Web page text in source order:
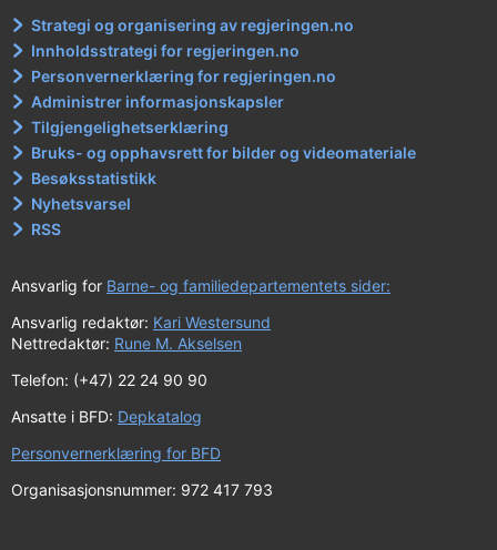
Strategi og organisering av regjeringen.no
Innholdsstrategi for regjeringen.no
Personvernerklæring for regjeringen.no
Administrer informasjonskapsler
Tilgjengelighetserklæring
Bruks- og opphavsrett for bilder og videomateriale
Besøksstatistikk
Nyhetsvarsel
RSS
Ansvarlig for Barne- og familiedepartementets sider:
Ansvarlig redaktør: Kari Westersund
Nettredaktør: Rune M. Akselsen
Telefon: (+47) 22 24 90 90
Ansatte i BFD: Depkatalog
Personvernerklæring for BFD
Organisasjonsnummer: 972 417 793